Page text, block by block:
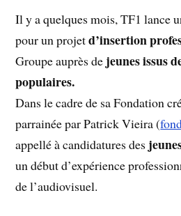
Il y a quelques mois, TF1 lance
pour un projetd’insertion
Groupe auprès de jeunes issus
populaires.
Dans le cadre de sa Fondation
parrainée par Patrick Vieira (
appellé à candidatures des
un début d’expérience
de l’audiovisuel.